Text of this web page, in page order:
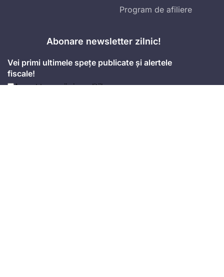
Program de afiliere
Abonare newsletter zilnic!
Vei primi ultimele spețe publicate și alertele
fiscale!
Accepttermenii și condițiile